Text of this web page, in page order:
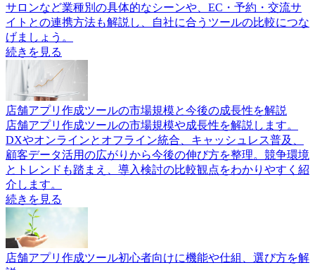
サロンなど業種別の具体的なシーンや、EC・予約・交流サ
イトとの連携方法も解説し、自社に合うツールの比較につな
げましょう。
続きを見る
店舗アプリ作成ツールの市場規模と今後の成長性を解説
店舗アプリ作成ツールの市場規模や成長性を解説します。
DXやオンラインとオフライン統合、キャッシュレス普及、
顧客データ活用の広がりから今後の伸び方を整理。競争環境
とトレンドも踏まえ、導入検討の比較観点をわかりやすく紹
介します。
続きを見る
店舗アプリ作成ツール初心者向けに機能や仕組、選び方を解